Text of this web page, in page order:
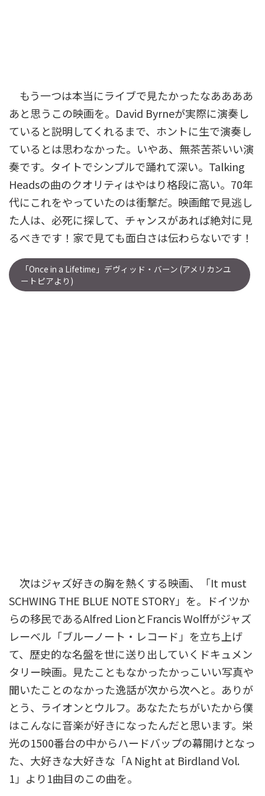
もう一つは本当にライブで見たかったなああああ
あと思うこの映画を。David Byrneが実際に演奏し
ていると説明してくれるまで、ホントに生で演奏し
ているとは思わなかった。いやあ、無茶苦茶いい演
奏です。タイトでシンプルで踊れて深い。Talking
Headsの曲のクオリティはやはり格段に高い。70年
代にこれをやっていたのは衝撃だ。映画館で見逃し
た人は、必死に探して、チャンスがあれば絶対に見
るべきです！家で見ても面白さは伝わらないです！
「Once in a Lifetime」デヴィッド・バーン (アメリカンユ
ートピアより)
次はジャズ好きの胸を熱くする映画、「It must
SCHWING THE BLUE NOTE STORY」を。ドイツか
らの移民であるAlfred LionとFrancis Wolffがジャズ
レーベル「ブルーノート・レコード」を立ち上げ
て、歴史的な名盤を世に送り出していくドキュメン
タリー映画。見たこともなかったかっこいい写真や
聞いたことのなかった逸話が次から次へと。ありが
とう、ライオンとウルフ。あなたたちがいたから僕
はこんなに音楽が好きになったんだと思います。栄
光の1500番台の中からハードバップの幕開けとなっ
た、大好きな大好きな「A Night at Birdland Vol.
1」より1曲目のこの曲を。